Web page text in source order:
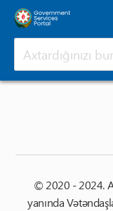
© 2020 - 2024.
yanında